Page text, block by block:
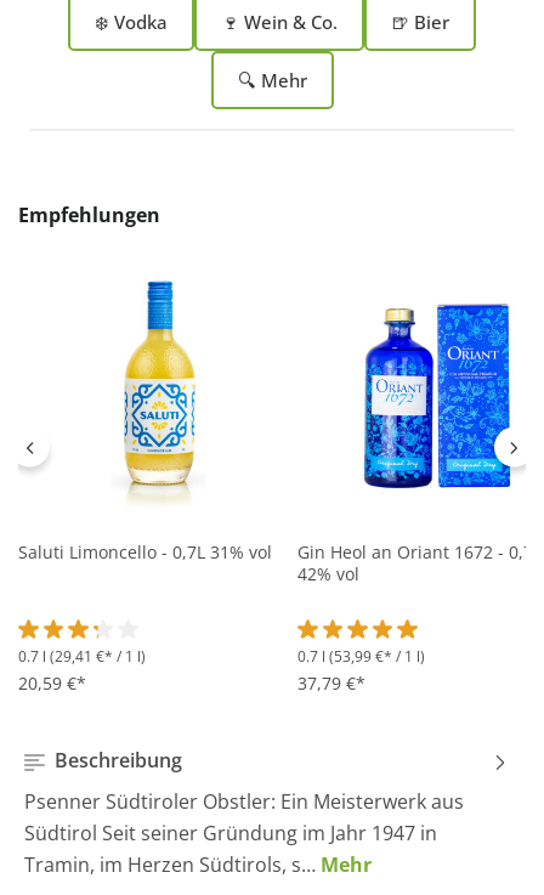
❄️ Vodka 🍷 Wein & Co. 🍺 Bier
🔍 Mehr
Produktgalerie überspringen
Empfehlungen
Saluti Limoncello - 0,7L 31% vol
Durchschnittliche Bewertung von 3.2 von 5 Sternen
0.7 l (29,41 €* / 1 l)
20,59 €*
Gin Heol an Oriant 1672 - 0,7L
42% vol
Durchschnittliche
0.7 l (53,99 €* / 1 l)
37,79 €*
Beschreibung
Psenner Südtiroler Obstler: Ein Meisterwerk aus
Südtirol Seit seiner Gründung im Jahr 1947 in
Tramin, im Herzen Südtirols, s… Mehr